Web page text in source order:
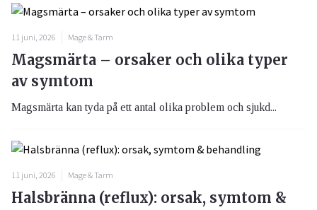
11 juni, 2026 Mage & Tarm
Magsmärta – orsaker och olika typer
av symtom
Magsmärta kan tyda på ett antal olika problem och sjukd...
11 juni, 2026 Mage & Tarm
Halsbränna (reflux): orsak, symtom &